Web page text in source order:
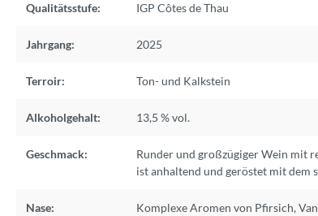
Qualitätsstufe: IGP Côtes de Thau
Jahrgang: 2025
Terroir: Ton- und Kalkstein
Alkoholgehalt: 13,5 % vol.
Geschmack:
Runder und großzügiger Wein mit
ist anhaltend und geröstet mit dem
Nase:
Komplexe Aromen von Pfirsich,